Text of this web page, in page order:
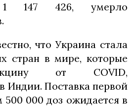
1 147 426, умерло
что Украина стала
стран в мире, которые
от COVID,
Индии. Поставка первой
000 доз ожидается в